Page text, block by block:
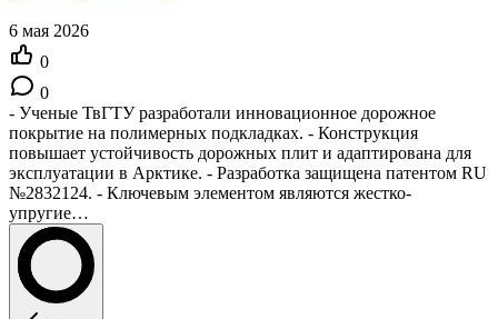
6 мая 2026
0
0
- Ученые ТвГТУ разработали инновационное дорожное
покрытие на полимерных подкладках. - Конструкция
повышает устойчивость дорожных плит и адаптирована для
эксплуатации в Арктике. - Разработка защищена патентом RU
№2832124. - Ключевым элементом являются жестко-
упругие…